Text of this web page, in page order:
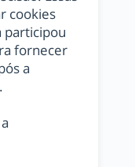
cookies
participou
fornecer
a